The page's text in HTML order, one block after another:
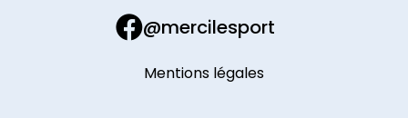
@mercilesport
Mentions légales